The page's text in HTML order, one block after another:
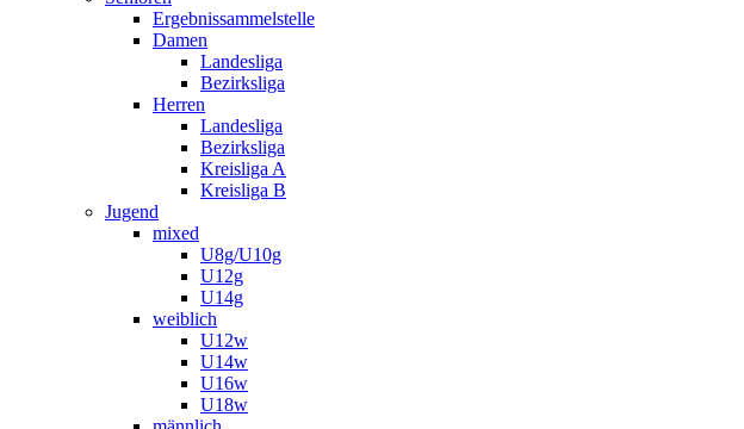
Ergebnissammelstelle
Damen
Landesliga
Bezirksliga
Herren
Landesliga
Bezirksliga
Kreisliga A
Kreisliga B
Jugend
mixed
U8g/U10g
U12g
U14g
weiblich
U12w
U14w
U16w
U18w